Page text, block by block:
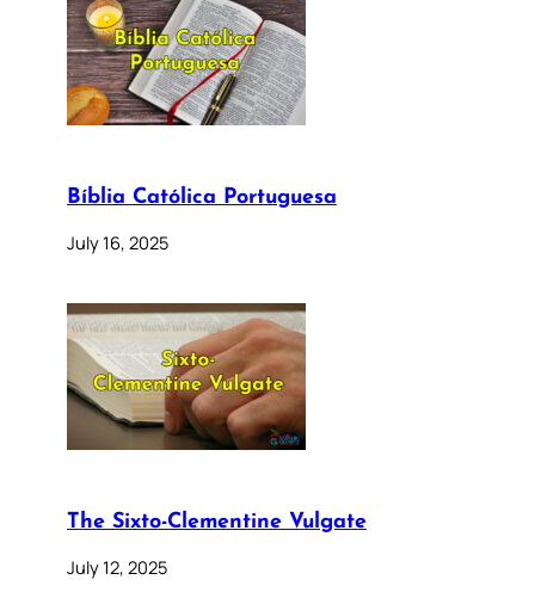
Bíblia Católica Portuguesa
July 16, 2025
The Sixto-Clementine Vulgate
July 12, 2025